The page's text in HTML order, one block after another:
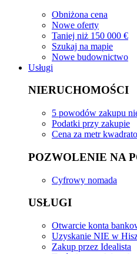
Obniżona cena
Nowe oferty
Taniej niż 150 000 €
Szukaj na mapie
Nowe budownictwo
Usługi
NIERUCHOMOŚCI
5 powodów zakupu
Podatki przy zakupie
Cena za metr
POZWOLENIE NA
Cyfrowy nomada
USŁUGI
Otwarcie konta
Uzyskanie NIE w
Zakup przez Idealista